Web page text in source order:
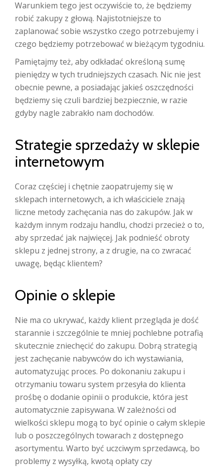
Warunkiem tego jest oczywiście to, że będziemy
robić zakupy z głową. Najistotniejsze to
zaplanować sobie wszystko czego potrzebujemy i
czego będziemy potrzebować w bieżącym tygodniu.
Pamiętajmy też, aby odkładać określoną sumę
pieniędzy w tych trudniejszych czasach. Nic nie jest
obecnie pewne, a posiadając jakieś oszczędności
będziemy się czuli bardziej bezpiecznie, w razie
gdyby nagle zabrakło nam dochodów.
Strategie sprzedaży w sklepie
internetowym
Coraz częściej i chętnie zaopatrujemy się w
sklepach internetowych, a ich właściciele znają
liczne metody zachęcania nas do zakupów. Jak w
każdym innym rodzaju handlu, chodzi przecież o to,
aby sprzedać jak najwięcej. Jak podnieść obroty
sklepu z jednej strony, a z drugie, na co zwracać
uwagę, będąc klientem?
Opinie o sklepie
Nie ma co ukrywać, każdy klient przegląda je dość
starannie i szczególnie te mniej pochlebne potrafią
skutecznie zniechęcić do zakupu. Dobrą strategią
jest zachęcanie nabywców do ich wystawiania,
automatyzując proces. Po dokonaniu zakupu i
otrzymaniu towaru system przesyła do klienta
prośbę o dodanie opinii o produkcie, która jest
automatycznie zapisywana. W zależności od
wielkości sklepu mogą to być opinie o całym sklepie
lub o poszczególnych towarach z dostępnego
asortymentu. Warto być uczciwym sprzedawcą, bo
problemy z wysyłką, kwotą opłaty czy